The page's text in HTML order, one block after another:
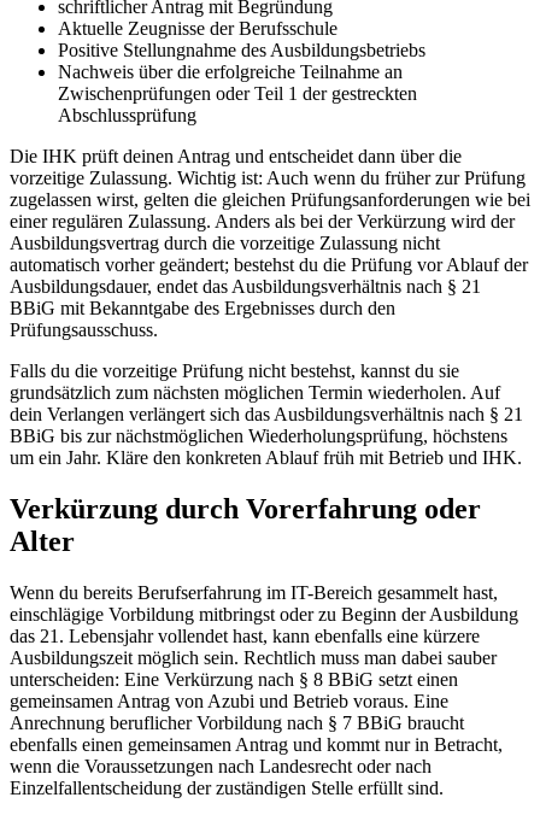
schriftlicher Antrag mit Begründung
Aktuelle Zeugnisse der Berufsschule
Positive Stellungnahme des Ausbildungsbetriebs
Nachweis über die erfolgreiche Teilnahme an
Zwischenprüfungen oder Teil 1 der gestreckten
Abschlussprüfung
Die IHK prüft deinen Antrag und entscheidet dann über die
vorzeitige Zulassung. Wichtig ist: Auch wenn du früher zur Prüfung
zugelassen wirst, gelten die gleichen Prüfungsanforderungen wie bei
einer regulären Zulassung. Anders als bei der Verkürzung wird der
Ausbildungsvertrag durch die vorzeitige Zulassung nicht
automatisch vorher geändert; bestehst du die Prüfung vor Ablauf der
Ausbildungsdauer, endet das Ausbildungsverhältnis nach § 21
BBiG mit Bekanntgabe des Ergebnisses durch den
Prüfungsausschuss.
Falls du die vorzeitige Prüfung nicht bestehst, kannst du sie
grundsätzlich zum nächsten möglichen Termin wiederholen. Auf
dein Verlangen verlängert sich das Ausbildungsverhältnis nach § 21
BBiG bis zur nächstmöglichen Wiederholungsprüfung, höchstens
um ein Jahr. Kläre den konkreten Ablauf früh mit Betrieb und IHK.
Verkürzung durch Vorerfahrung oder
Alter
Wenn du bereits Berufserfahrung im IT-Bereich gesammelt hast,
einschlägige Vorbildung mitbringst oder zu Beginn der Ausbildung
das 21. Lebensjahr vollendet hast, kann ebenfalls eine kürzere
Ausbildungszeit möglich sein. Rechtlich muss man dabei sauber
unterscheiden: Eine Verkürzung nach § 8 BBiG setzt einen
gemeinsamen Antrag von Azubi und Betrieb voraus. Eine
Anrechnung beruflicher Vorbildung nach § 7 BBiG braucht
ebenfalls einen gemeinsamen Antrag und kommt nur in Betracht,
wenn die Voraussetzungen nach Landesrecht oder nach
Einzelfallentscheidung der zuständigen Stelle erfüllt sind.